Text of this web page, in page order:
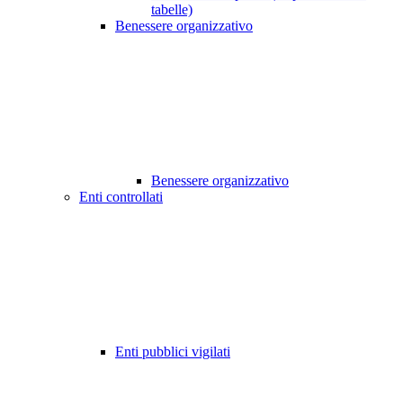
tabelle)
Benessere organizzativo
Benessere organizzativo
Enti controllati
Enti pubblici vigilati